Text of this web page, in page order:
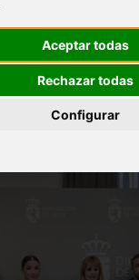
Aceptar todas
Rechazar todas
Configurar
DE
2026